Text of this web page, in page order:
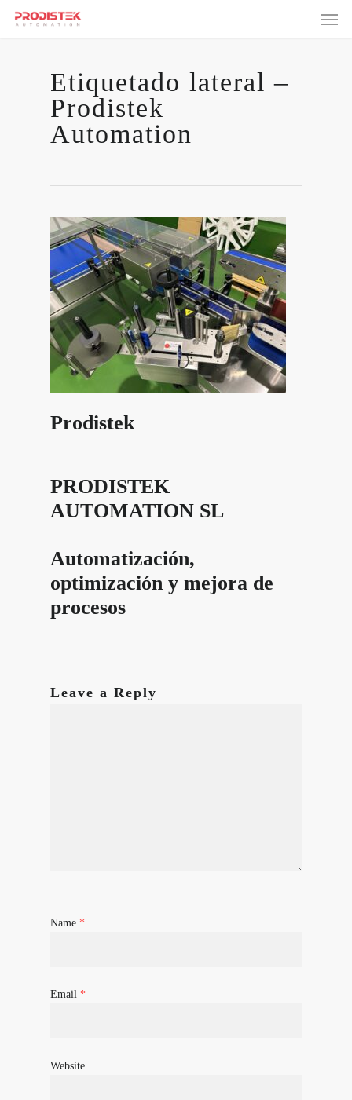
Menu
Etiquetado lateral –
Prodistek
Automation
Prodistek
PRODISTEK
AUTOMATION SL
Automatización,
optimización y mejora de
procesos
Leave a Reply
Name *
Email *
Website